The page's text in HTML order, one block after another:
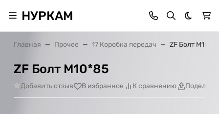
НУРКАМ Темная
Главная Прочее 17 Коробка передач ZF Болт
ZF Болт М10*85
Добавить отзыв В избранное К сравнению